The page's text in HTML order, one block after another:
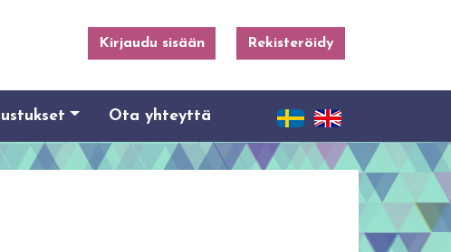
Kirjaudu sisään Rekisteröidy
Ota yhteyttä